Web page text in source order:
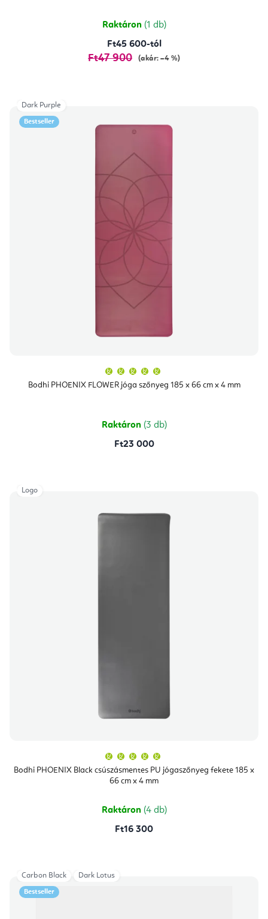
csillag.
Raktáron (1 db)
Ft45 600-tól
Ft47 900 (akár: –4 %)
Bestseller
Bodhi PHOENIX FLOWER jóga szőnyeg 185 x 66 cm x 4 mm
átlagos
értékelése
csillag.
Raktáron (3 db)
Ft23 000
Dark Purple
Bodhi PHOENIX Black csúszásmentes PU jógaszőnyeg fekete 185 x
66 cm x 4 mm
átlagos
értékelése
csillag.
Raktáron (4 db)
Ft16 300
Logo
Bestseller
Carbon Black Dark Lotus